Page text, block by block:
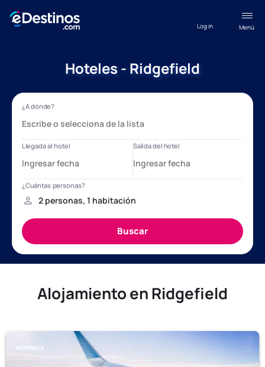
Menú
Log in
Hoteles - Ridgefield
Alojamiento en Ridgefield
NORWALK